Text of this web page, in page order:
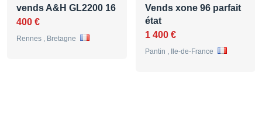
vends A&H GL2200 16
400 €
Rennes , Bretagne
Vends xone 96 parfait
état
1 400 €
Pantin , Ile-de-France